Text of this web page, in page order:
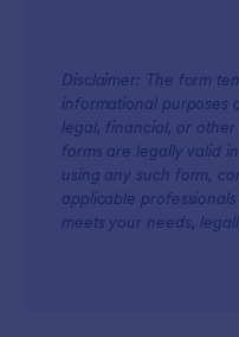
Disclaimer: The form
informational purposes
legal, financial, or
forms are legally valid
using any such form,
applicable
meets your needs,